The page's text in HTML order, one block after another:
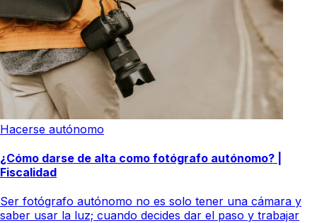
Hacerse autónomo
¿Cómo darse de alta como fotógrafo autónomo? |
Fiscalidad
Ser fotógrafo autónomo no es solo tener una cámara y
saber usar la luz; cuando decides dar el paso y trabajar